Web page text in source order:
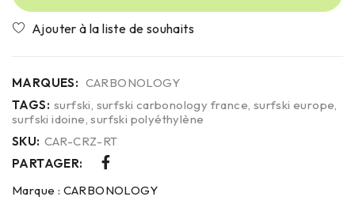
MARQUES: CARBONOLOGY
TAGS: surfski, surfski carbonology france, surfski europe,
surfski idoine,surfski polyéthylène
SKU: CAR-CRZ-RT
PARTAGER:
Marque : CARBONOLOGY